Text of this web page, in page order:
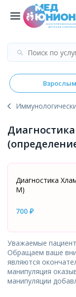
Взрослым
Диагностика
M)
700 ₽
Уважаемые
Обращаем ваше
являются
манипуляция
манипуляции